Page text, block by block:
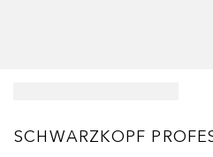
SCHWARZKOPF
SCHWARZKOPF